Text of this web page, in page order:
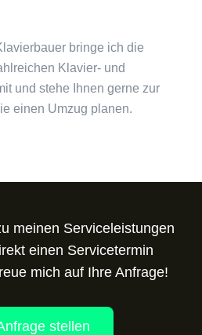
bringe ich die
Klavier- und
und stehe Ihnen gerne zur
einen Umzug planen.
meinen Serviceleistungen
einen Servicetermin
mich auf Ihre Anfrage!
stellen